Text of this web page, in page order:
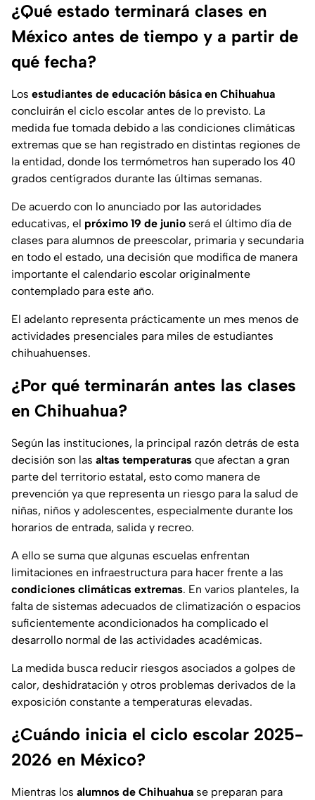
¿Qué estado terminará clases en
México antes de tiempo y a partir de
qué fecha?
Los estudiantes de educación básica en Chihuahua
concluirán el ciclo escolar antes de lo previsto. La
medida fue tomada debido a las condiciones climáticas
extremas que se han registrado en distintas regiones de
la entidad, donde los termómetros han superado los 40
grados centígrados durante las últimas semanas.
De acuerdo con lo anunciado por las autoridades
educativas, el próximo 19 de junio será el último día de
clases para alumnos de preescolar, primaria y secundaria
en todo el estado, una decisión que modifica de manera
importante el calendario escolar originalmente
contemplado para este año.
El adelanto representa prácticamente un mes menos de
actividades presenciales para miles de estudiantes
chihuahuenses.
¿Por qué terminarán antes las clases
en Chihuahua?
Según las instituciones, la principal razón detrás de esta
decisión son las altas temperaturas que afectan a gran
parte del territorio estatal, esto como manera de
prevención ya que representa un riesgo para la salud de
niñas, niños y adolescentes, especialmente durante los
horarios de entrada, salida y recreo.
A ello se suma que algunas escuelas enfrentan
limitaciones en infraestructura para hacer frente a las
condiciones climáticas extremas. En varios planteles, la
falta de sistemas adecuados de climatización o espacios
suficientemente acondicionados ha complicado el
desarrollo normal de las actividades académicas.
La medida busca reducir riesgos asociados a golpes de
calor, deshidratación y otros problemas derivados de la
exposición constante a temperaturas elevadas.
¿Cuándo inicia el ciclo escolar 2025-
2026 en México?
Mientras los alumnos de Chihuahua se preparan para